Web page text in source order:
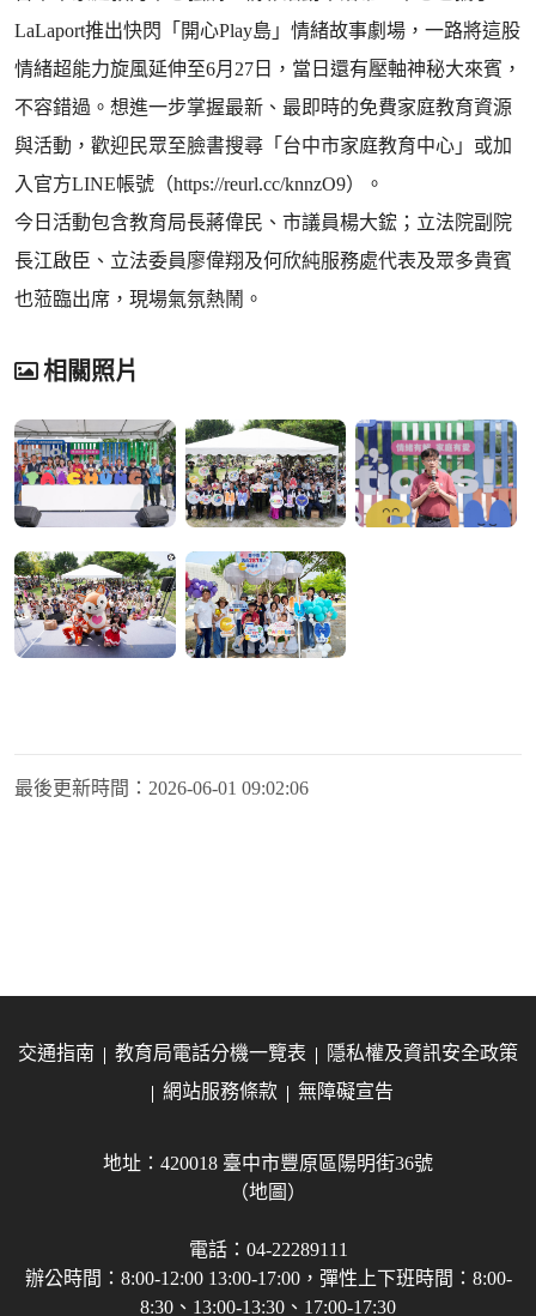
LaLaport推出快閃「開心Play島」情緒故事劇場，一路將這股
情緒超能力旋風延伸至6月27日，當日還有壓軸神秘大來賓，
不容錯過。想進一步掌握最新、最即時的免費家庭教育資源
與活動，歡迎民眾至臉書搜尋「台中市家庭教育中心」或加
入官方LINE帳號（https://reurl.cc/knnzO9）。
今日活動包含教育局長蔣偉民、市議員楊大鋐；立法院副院
長江啟臣、立法委員廖偉翔及何欣純服務處代表及眾多貴賓
也蒞臨出席，現場氣氛熱鬧。
相關照片
最後更新時間： 2026-06-01 09:02:06
交通指南 教育局電話分機一覽表
隱私權及資訊安全政策
網站服務條款
無障礙宣告
地址：420018 臺中市豐原區陽明街36號
（地圖）
電話：04-22289111
辦公時間：8:00-12:00 13:00-17:00，彈性上下班時間：8:00-
8:30、13:00-13:30、17:00-17:30